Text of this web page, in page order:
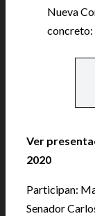
Nueva
concreto:
Ver
2020
Participan:
Senador